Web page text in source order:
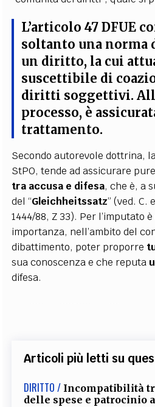
L’articolo 47 DFUE
soltanto una norma
un diritto, la cui
suscettibile di
diritti soggettivi.
processo, è
trattamento.
Secondo autorevole dottrina,
StPO, tende ad assicurare
tra accusa e difesa, che è, a
del “Gleichheitssatz” (ved. C.
1444/88, Z 33). Per l’imputato
importanza, nell’ambito del
dibattimento, poter proporre
sua conoscenza e che reputa
difesa.
Articoli più letti su
DIRITTO / Incompatibilità
delle spese e patrocinio